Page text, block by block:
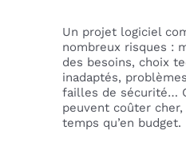
Un projet logiciel
nombreux risques :
des besoins, choix
inadaptés,
failles de sécurité…
peuvent coûter
temps qu’en budget.